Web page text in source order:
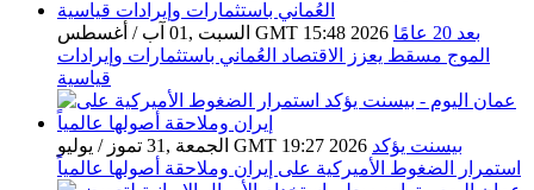
السبت ,01 آب / أغسطس GMT 15:48 2026 بعد 20 عامًا
الموج مسقط يعزز الاقتصاد العُماني باستثمارات وإيرادات
قياسية
الجمعة ,31 تموز / يوليو GMT 19:27 2026 بيسنت يؤكد
استمرار الضغوط الأميركية على إيران وملاحقة أصولها عالمياً